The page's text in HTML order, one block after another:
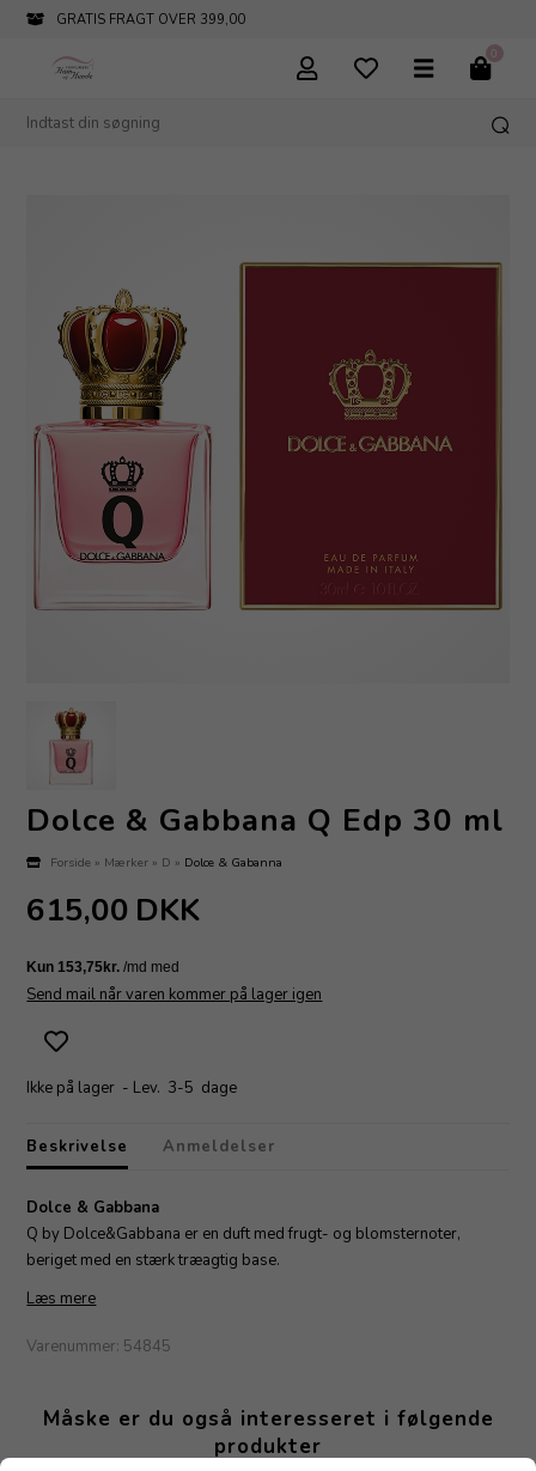
GRATIS FRAGT OVER 399,00
0
Dolce & Gabbana Q Edp 30 ml
Forside » Mærker » D » Dolce & Gabanna
615,00 DKK
Send mail når varen kommer på lager igen
Ikke på lager - Lev. 3-5 dage
Beskrivelse Anmeldelser
Dolce & Gabbana
Q by Dolce&Gabbana er en duft med frugt- og blomsternoter,
beriget med en stærk træagtig base.
Læs mere
Varenummer: 54845
Måske er du også interesseret i følgende
produkter